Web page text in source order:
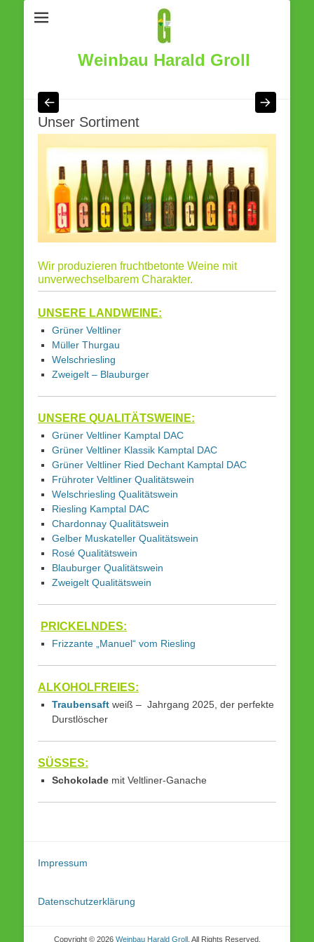
Weinbau Harald Groll
Unser Sortiment
Wir produzieren fruchtbetonte Weine mit
unverwechselbarem Charakter.
UNSERE LANDWEINE:
Grüner Veltliner
Müller Thurgau
Welschriesling
Zweigelt – Blauburger
UNSERE QUALITÄTSWEINE:
Grüner Veltliner Kamptal DAC
Grüner Veltliner Klassik Kamptal DAC
Grüner Veltliner Ried Dechant Kamptal DAC
Frühroter Veltliner Qualitätswein
Welschriesling Qualitätswein
Riesling Kamptal DAC
Chardonnay Qualitätswein
Gelber Muskateller Qualitätswein
Rosé Qualitätswein
Blauburger Qualitätswein
Zweigelt Qualitätswein
PRICKELNDES:
Frizzante „Manuel“ vom Riesling
ALKOHOLFREIES:
Traubensaft weiß – Jahrgang 2025, der perfekte
Durstlöscher
SÜSSES:
Schokolade mit Veltliner-Ganache
Impressum
Datenschutzerklärung
Copyright © 2026 Weinbau Harald Groll . All Rights Reserved.